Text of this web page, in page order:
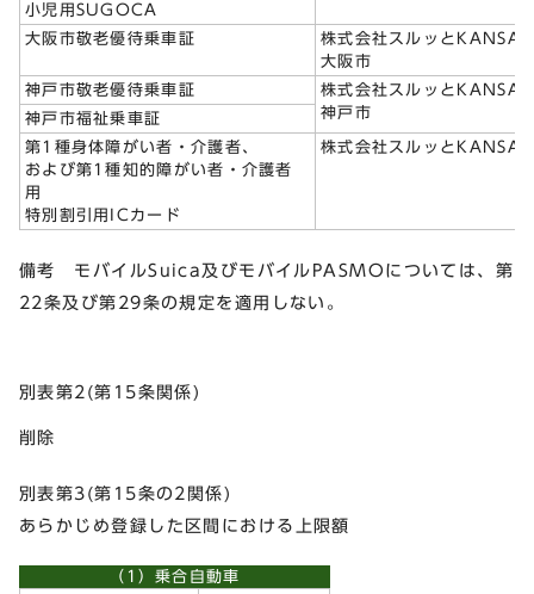
小児用SUGOCA
大阪市敬老優待乗車証
株式会社スルッとKANSAI
大阪市
神戸市敬老優待乗車証
株式会社スルッとKANSAI
神戸市
神戸市福祉乗車証
第1種身体障がい者・介護者、
および第1種知的障がい者・介護者
用
特別割引用ICカード
株式会社スルッとKANSAI
備考 モバイルSuica及びモバイルPASMOについては、第
22条及び第29条の規定を適用しない。
別表第2(第15条関係)
削除
別表第3(第15条の2関係)
あらかじめ登録した区間における上限額
（1）乗合自動車